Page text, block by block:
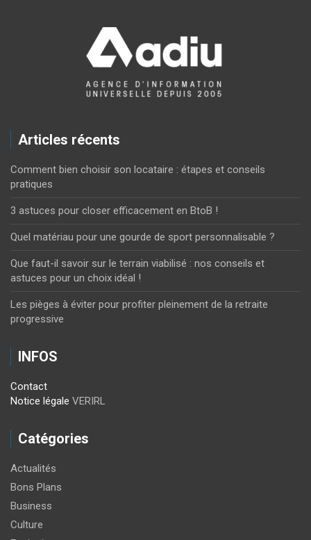
Articles récents
Comment bien choisir son locataire : étapes et conseils
pratiques
3 astuces pour closer efficacement en BtoB !
Quel matériau pour une gourde de sport personnalisable ?
Que faut-il savoir sur le terrain viabilisé : nos conseils et
astuces pour un choix idéal !
Les pièges à éviter pour profiter pleinement de la retraite
progressive
INFOS
Contact
Notice légale VERIRL
Catégories
Actualités
Bons Plans
Business
Culture